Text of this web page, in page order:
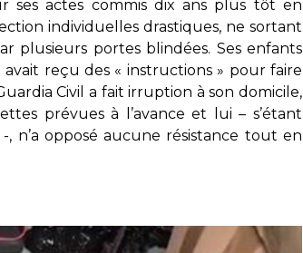
ses actes commis dix ans plus tôt en
individuelles drastiques, ne sortant
plusieurs portes blindées. Ses enfants
reçu des « instructions » pour faire
Civil a fait irruption à son domicile,
prévues à l’avance et lui – s’étant
, n’a opposé aucune résistance tout en